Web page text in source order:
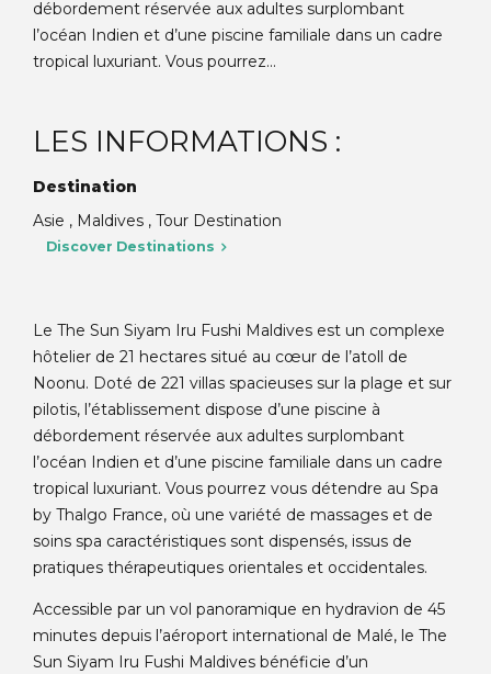
débordement réservée aux adultes surplombant
l’océan Indien et d’une piscine familiale dans un cadre
tropical luxuriant. Vous pourrez...
LES INFORMATIONS :
Destination
Asie , Maldives , Tour Destination
Discover Destinations
Le The Sun Siyam Iru Fushi Maldives est un complexe
hôtelier de 21 hectares situé au cœur de l’atoll de
Noonu. Doté de 221 villas spacieuses sur la plage et sur
pilotis, l’établissement dispose d’une piscine à
débordement réservée aux adultes surplombant
l’océan Indien et d’une piscine familiale dans un cadre
tropical luxuriant. Vous pourrez vous détendre au Spa
by Thalgo France, où une variété de massages et de
soins spa caractéristiques sont dispensés, issus de
pratiques thérapeutiques orientales et occidentales.
Accessible par un vol panoramique en hydravion de 45
minutes depuis l’aéroport international de Malé, le The
Sun Siyam Iru Fushi Maldives bénéficie d’un